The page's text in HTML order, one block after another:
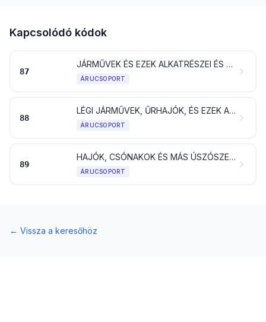
Kapcsolódó kódok
87
JÁRMŰVEK ÉS EZEK ALKATRÉSZEI ÉS TARTOZÉKAI, A VASÚTI VAGY VILLAMOSVASÚTI SÍNHEZ KÖTÖTT JÁRMŰVEK KIVÉTELÉVEL
ÁRUCSOPORT
88
LÉGI JÁRMŰVEK, ŰRHAJÓK, ÉS EZEK ALKATRÉSZEI
ÁRUCSOPORT
89
HAJÓK, CSÓNAKOK ÉS MÁS ÚSZÓSZERKEZETEK
ÁRUCSOPORT
← Vissza a keresőhöz